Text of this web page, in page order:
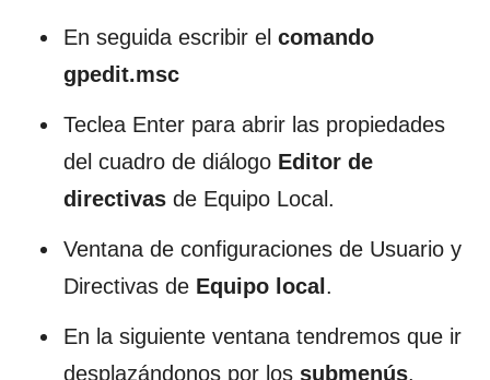
En seguida escribir el comando
gpedit.msc
Teclea Enter para abrir las propiedades
del cuadro de diálogo Editor de
directivas de Equipo Local.
Ventana de configuraciones de Usuario y
Directivas de Equipo local .
En la siguiente ventana tendremos que ir
desplazándonos por los submenús.